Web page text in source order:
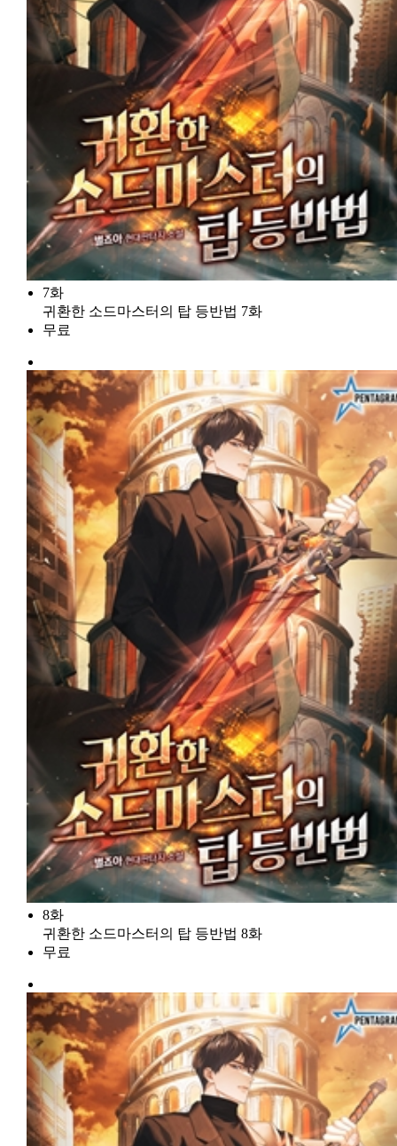
7화
귀환한 소드마스터의 탑 등반법 7화
무료
8화
귀환한 소드마스터의 탑 등반법 8화
무료